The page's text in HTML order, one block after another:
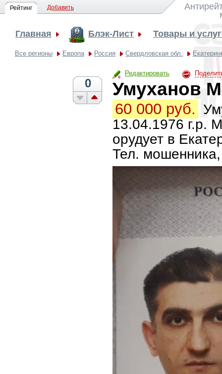
Рейтинг Добавить
Главная
Блэк-Лист Товары и
Все регионы Европа Россия Свердловская обл.
Редактировать
0 Умуханов
60 000 руб.
13.04.1976 г.р.
орудует в
Тел.